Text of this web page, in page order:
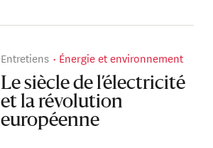
Entretiens Énergie et environnement
Le siècle de l’électricité
et la révolution
européenne